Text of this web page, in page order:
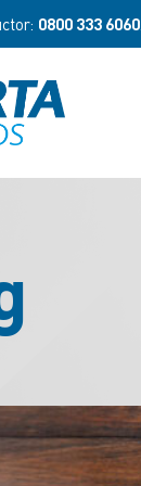
0800 333 6060